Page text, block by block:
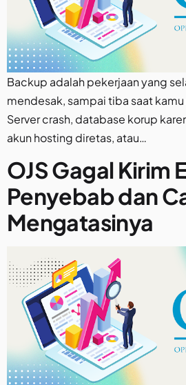
Backup adalah pekerjaan yang
mendesak, sampai tiba saat
Server crash, database korup
akun hosting diretas, atau…
OJS Gagal Kirim
Penyebab dan
Mengatasinya